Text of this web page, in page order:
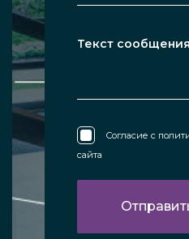
Согласие с
сайта